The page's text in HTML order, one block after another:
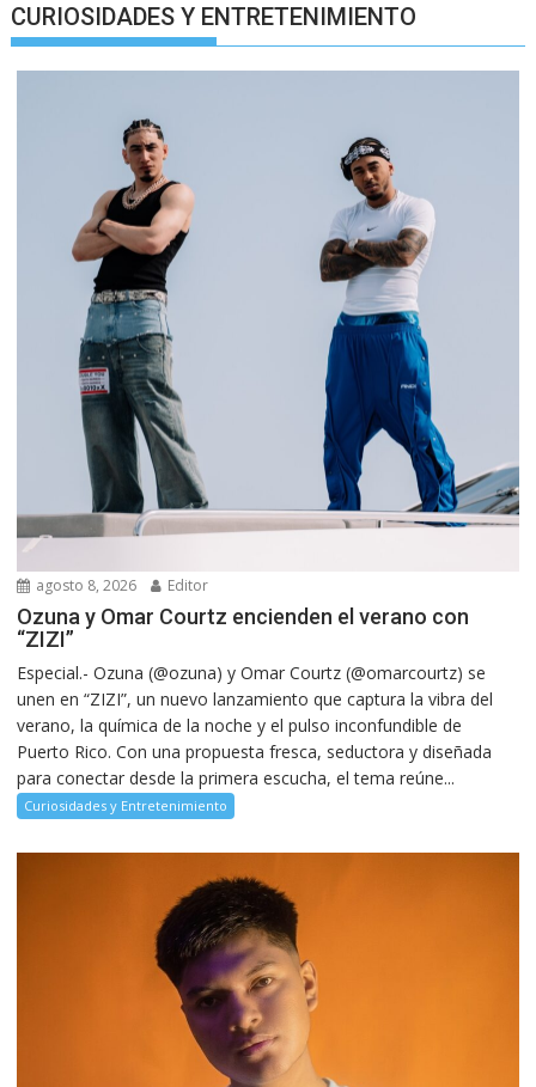
CURIOSIDADES Y ENTRETENIMIENTO
agosto 8, 2026 Editor
Ozuna y Omar Courtz encienden el verano con
“ZIZI”
Especial.- Ozuna (@ozuna) y Omar Courtz (@omarcourtz) se
unen en “ZIZI”, un nuevo lanzamiento que captura la vibra del
verano, la química de la noche y el pulso inconfundible de
Puerto Rico. Con una propuesta fresca, seductora y diseñada
para conectar desde la primera escucha, el tema reúne...
Curiosidades y Entretenimiento